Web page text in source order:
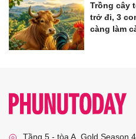
Trồng cây
trở đi, 3
càng làm
Tầng 5 - tòa A, Gold Season